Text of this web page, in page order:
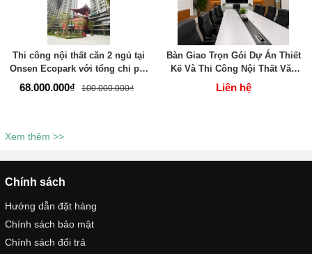
Thi công nội thất căn 2 ngủ tại
Onsen Ecopark với tổng chi phí
chưa đến 100 triệu.
68.000.000₫ 100.000.000₫
Bàn Giao Trọn Gói Dự Án Thiết
Kế Và Thi Công Nội Thất Văn
Phòng Cao Cấp Cho Đối Tác
Doanh Nghiệp - TADA Việt Nam
Liên hệ
Xem thêm >>
Chính sách
Hướng dẫn đặt hàng
Chính sách bảo mật
Chính sách đổi trả